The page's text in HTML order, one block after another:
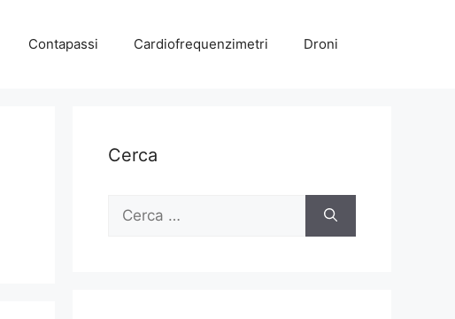
Contapassi Cardiofrequenzimetri Droni
Cerca
Ricerca